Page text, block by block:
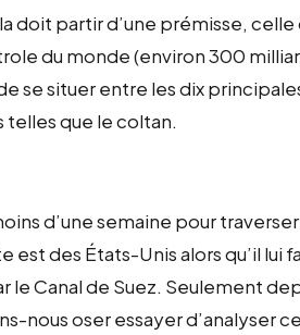
doit partir d’une prémisse,
du monde (environ 300
se situer entre les dix
telles que le coltan.
d’une semaine pour
est des États-Unis alors qu’il lui
le Canal de Suez. Seulement
oser essayer d’analyser